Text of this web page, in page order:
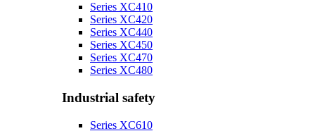
Series XC410
Series XC420
Series XC440
Series XC450
Series XC470
Series XC480
Industrial safety
Series XC610